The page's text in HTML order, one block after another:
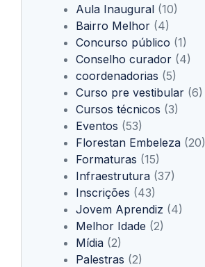
Aula Inaugural (10)
Bairro Melhor (4)
Concurso público (1)
Conselho curador (4)
coordenadorias (5)
Curso pre vestibular (6)
Cursos técnicos (3)
Eventos (53)
Florestan Embeleza (20)
Formaturas (15)
Infraestrutura (37)
Inscrições (43)
Jovem Aprendiz (4)
Melhor Idade (2)
Mídia (2)
Palestras (2)